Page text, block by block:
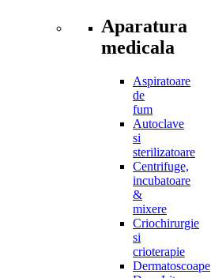
Aparatura
medicala
Aspiratoare
de
fum
Autoclave
si
sterilizatoare
Centrifuge,
incubatoare
&
mixere
Criochirurgie
si
crioterapie
Dermatoscoape